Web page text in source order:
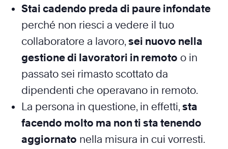
Stai cadendo preda di paure infondate
perché non riesci a vedere il tuo
collaboratore a lavoro, sei nuovo nella
gestione di lavoratori in remoto o in
passato sei rimasto scottato da
dipendenti che operavano in remoto.
La persona in questione, in effetti, sta
facendo molto ma non ti sta tenendo
aggiornato nella misura in cui vorresti.